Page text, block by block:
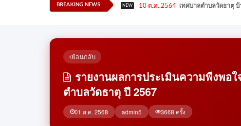
BREAKING NEWS NEW 10 ต.ค. 2564 เทศบาลตำบลวัดธาตุ
ย้อนกลับ
รายงานผลการประเมินความพีงพอ
ตำบลวัดธาตุ ปี 2567
01 ส.ค. 2568 admin5 3668 ครั้ง